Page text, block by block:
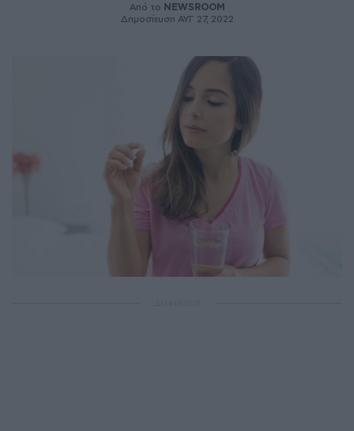
Από το NEWSROOM
Δημοσίευση ΑΥΓ 27, 2022